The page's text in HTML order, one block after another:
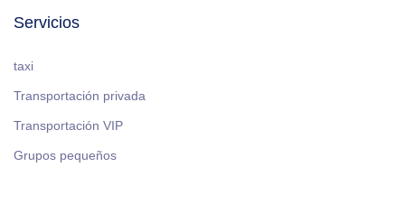
Servicios
taxi
Transportación privada
Transportación VIP
Grupos pequeños